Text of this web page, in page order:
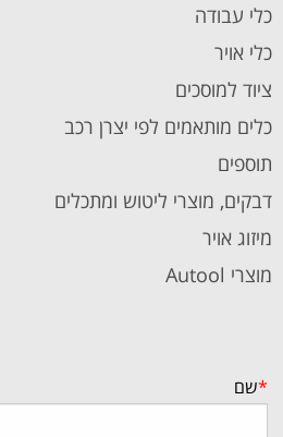
כלי עבודה
כלי אויר
ציוד למוסכים
כלים מותאמים לפי יצרן רכב
תוספים
דבקים, מוצרי ליטוש ומתכלים
מיזוג אויר
מוצרי Autool
*שם